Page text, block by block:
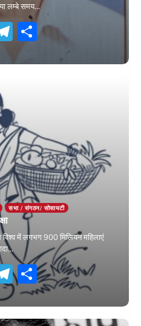
लम्बे समय…
Telegram
Share
सभा / संगठन/ सोसायटी
विश्व में लगभग 900 मिलियन महिलाएं
Telegram
Share